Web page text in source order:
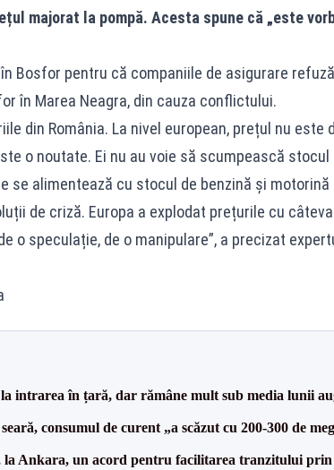
majorat la pompă. Acesta spune că „este
Bosfor pentru că companiile de asigurare
în Marea Neagra, din cauza conflictului.
din România. La nivel european, prețul nu este
o noutate. Ei nu au voie să scumpească stocul
se alimentează cu stocul de benzină și
de criză. Europa a explodat prețurile cu
o speculație, de o manipulare”, a precizat
intrarea în țară, dar rămâne mult sub media lunii
consumul de curent „a scăzut cu 200-300 de
la Ankara, un acord pentru facilitarea tranzitului